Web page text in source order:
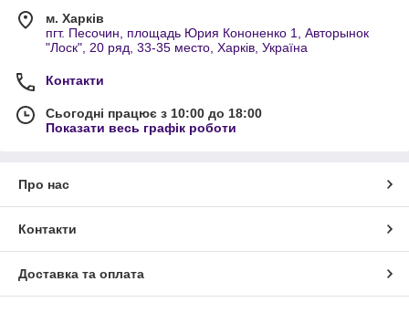
м. Харків
пгт. Песочин, площадь Юрия Кононенко 1, Авторынок
"Лоск", 20 ряд, 33-35 место, Харків, Україна
Контакти
Сьогодні працює з 10:00 до 18:00
Показати весь графік роботи
Про нас
Контакти
Доставка та оплата